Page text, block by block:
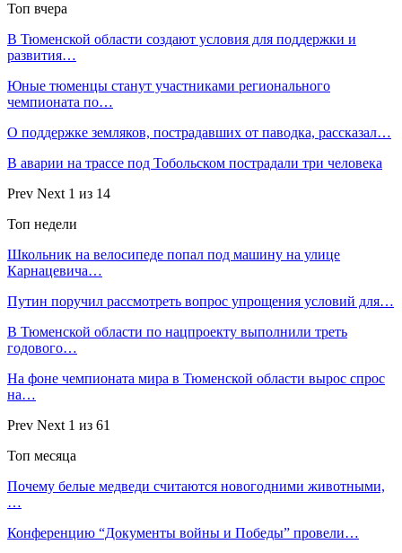
Топ вчера
В Тюменской области создают условия для поддержки и
развития…
Юные тюменцы станут участниками регионального
чемпионата по…
О поддержке земляков, пострадавших от паводка, рассказал…
В аварии на трассе под Тобольском пострадали три человека
Prev Next 1 из 14
Топ недели
Школьник на велосипеде попал под машину на улице
Карнацевича…
Путин поручил рассмотреть вопрос упрощения условий для…
В Тюменской области по нацпроекту выполнили треть
годового…
На фоне чемпионата мира в Тюменской области вырос спрос
на…
Prev Next 1 из 61
Топ месяца
Почему белые медведи считаются новогодними животными,
…
Конференцию “Документы войны и Победы” провели…